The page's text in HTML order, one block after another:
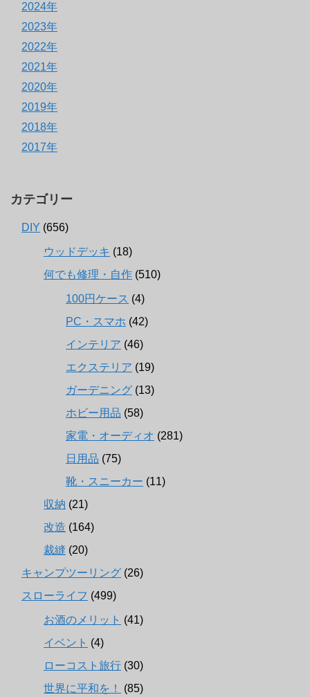
2024年
2023年
2022年
2021年
2020年
2019年
2018年
2017年
カテゴリー
DIY (656)
ウッドデッキ (18)
何でも修理・自作 (510)
100円ケース (4)
PC・スマホ (42)
インテリア (46)
エクステリア (19)
ガーデニング (13)
ホビー用品 (58)
家電・オーディオ (281)
日用品 (75)
靴・スニーカー (11)
収納 (21)
改造 (164)
裁縫 (20)
キャンプツーリング (26)
スローライフ (499)
お酒のメリット (41)
イベント (4)
ローコスト旅行 (30)
世界に平和を！
(85)